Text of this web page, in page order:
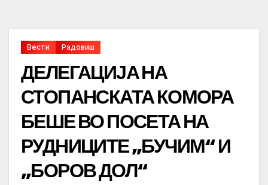
Вести Радовиш
ДЕЛЕГАЦИЈА НА
СТОПАНСКАТА КОМОРА
БЕШЕ ВО ПОСЕТА НА
РУДНИЦИТЕ „БУЧИМ“ И
„БОРОВ ДОЛ“